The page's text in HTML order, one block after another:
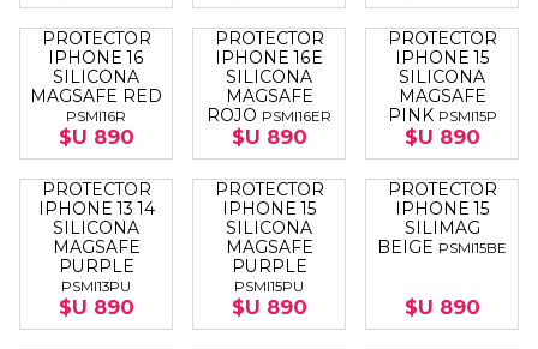
PROTECTOR
IPHONE 16
SILICONA
MAGSAFE RED
PSMI16R
$U 890
PROTECTOR
IPHONE 16E
SILICONA
MAGSAFE
ROJO PSMI16ER
$U 890
PROTECTOR
IPHONE 15
SILICONA
MAGSAFE
PINK PSMI15P
$U 890
PROTECTOR
IPHONE 13 14
SILICONA
MAGSAFE
PURPLE
PSMI13PU
$U 890
PROTECTOR
IPHONE 15
SILICONA
MAGSAFE
PURPLE
PSMI15PU
$U 890
PROTECTOR
IPHONE 15
SILIMAG
BEIGE PSMI15BE
$U 890